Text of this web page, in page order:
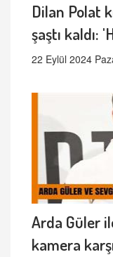
Dilan Polat
şaştı kaldı:
22 Eylül 2024
Arda Güler
kamera